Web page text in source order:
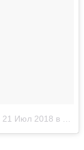
21 Июл 2018 в 4:49 PDT